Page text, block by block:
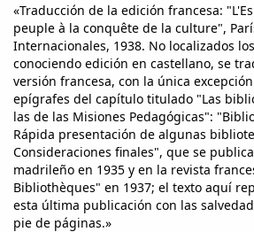
«Traducción de la edición francesa:
peuple à la conquête de la culture",
Internacionales, 1938. No localizados
conociendo edición en castellano, se
versión francesa, con la única
epígrafes del capítulo titulado "Las
las de las Misiones Pedagógicas":
Rápida presentación de algunas
Consideraciones finales", que se
madrileño en 1935 y en la revista
Bibliothèques" en 1937; el texto aquí
esta última publicación con las
pie de páginas.»